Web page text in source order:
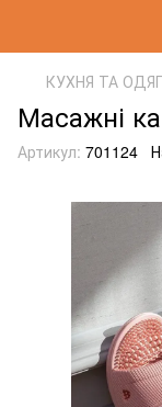
КУХНЯ ТА ОДЯГ
Масажні
Артикул: 701124